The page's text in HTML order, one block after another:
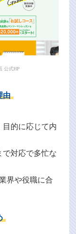
公式HP
由
目的に応じて内
で対応で多忙な
界や役職に合